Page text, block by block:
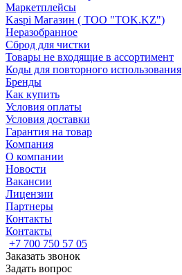
Маркетплейсы
Kaspi Магазин ( ТОО "TOK.KZ")
Неразобранное
Сброд для чистки
Товары не входящие в ассортимент
Коды для повторного использования
Бренды
Как купить
Условия оплаты
Условия доставки
Гарантия на товар
Компания
О компании
Новости
Вакансии
Лицензии
Партнеры
Контакты
Контакты
+7 700 750 57 05
Заказать звонок
Задать вопрос